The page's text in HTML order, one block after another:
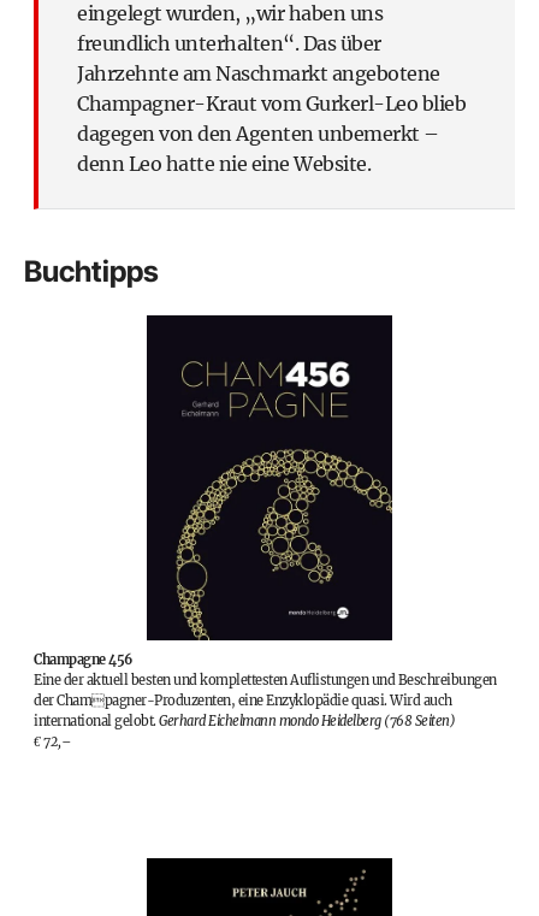
eingelegt wurden, „wir haben uns
freundlich unterhalten“. Das über
Jahrzehnte am Naschmarkt angebotene
Champagner-Kraut vom Gurkerl-Leo blieb
dagegen von den Agenten unbemerkt –
denn Leo hatte nie eine Website.
Buchtipps
Champagne 456
Eine der aktuell besten und komplettesten Auflistungen und Beschreibungen
der Champagner-Produzenten, eine Enzyklopädie quasi. Wird auch
international gelobt. Gerhard Eichelmann mondo Heidelberg (768 Seiten)
€ 72,–